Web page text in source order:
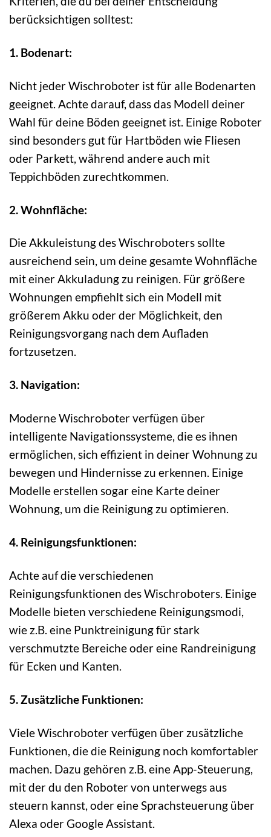
berücksichtigen solltest:
1. Bodenart:
Nicht jeder Wischroboter ist für alle Bodenarten
geeignet. Achte darauf, dass das Modell deiner
Wahl für deine Böden geeignet ist. Einige Roboter
sind besonders gut für Hartböden wie Fliesen
oder Parkett, während andere auch mit
Teppichböden zurechtkommen.
2. Wohnfläche:
Die Akkuleistung des Wischroboters sollte
ausreichend sein, um deine gesamte Wohnfläche
mit einer Akkuladung zu reinigen. Für größere
Wohnungen empfiehlt sich ein Modell mit
größerem Akku oder der Möglichkeit, den
Reinigungsvorgang nach dem Aufladen
fortzusetzen.
3. Navigation:
Moderne Wischroboter verfügen über
intelligente Navigationssysteme, die es ihnen
ermöglichen, sich effizient in deiner Wohnung zu
bewegen und Hindernisse zu erkennen. Einige
Modelle erstellen sogar eine Karte deiner
Wohnung, um die Reinigung zu optimieren.
4. Reinigungsfunktionen:
Achte auf die verschiedenen
Reinigungsfunktionen des Wischroboters. Einige
Modelle bieten verschiedene Reinigungsmodi,
wie z.B. eine Punktreinigung für stark
verschmutzte Bereiche oder eine Randreinigung
für Ecken und Kanten.
5. Zusätzliche Funktionen:
Viele Wischroboter verfügen über zusätzliche
Funktionen, die die Reinigung noch komfortabler
machen. Dazu gehören z.B. eine App-Steuerung,
mit der du den Roboter von unterwegs aus
steuern kannst, oder eine Sprachsteuerung über
Alexa oder Google Assistant.